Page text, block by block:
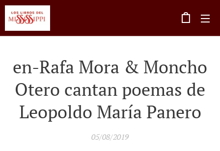
en-Rafa Mora & Moncho
Otero cantan poemas de
Leopoldo María Panero
05/08/2019